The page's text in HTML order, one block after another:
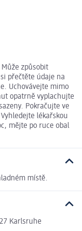
způsobit
přečtěte údaje na
Uchovávejte mimo
opatrně vyplachujte
Pokračujte ve
lékařskou
mějte po ruce obal
místě.
Karlsruhe